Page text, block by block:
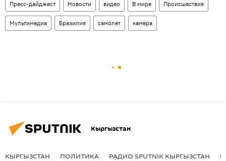
Пресс-дайджест Новости видео В мире Происшествия
Мультимедиа Бразилия самолет камера
Кыргызстан
КЫРГЫЗСТАН ПОЛИТИКА РАДИО SPUTNIK КЫРГЫЗСТАН